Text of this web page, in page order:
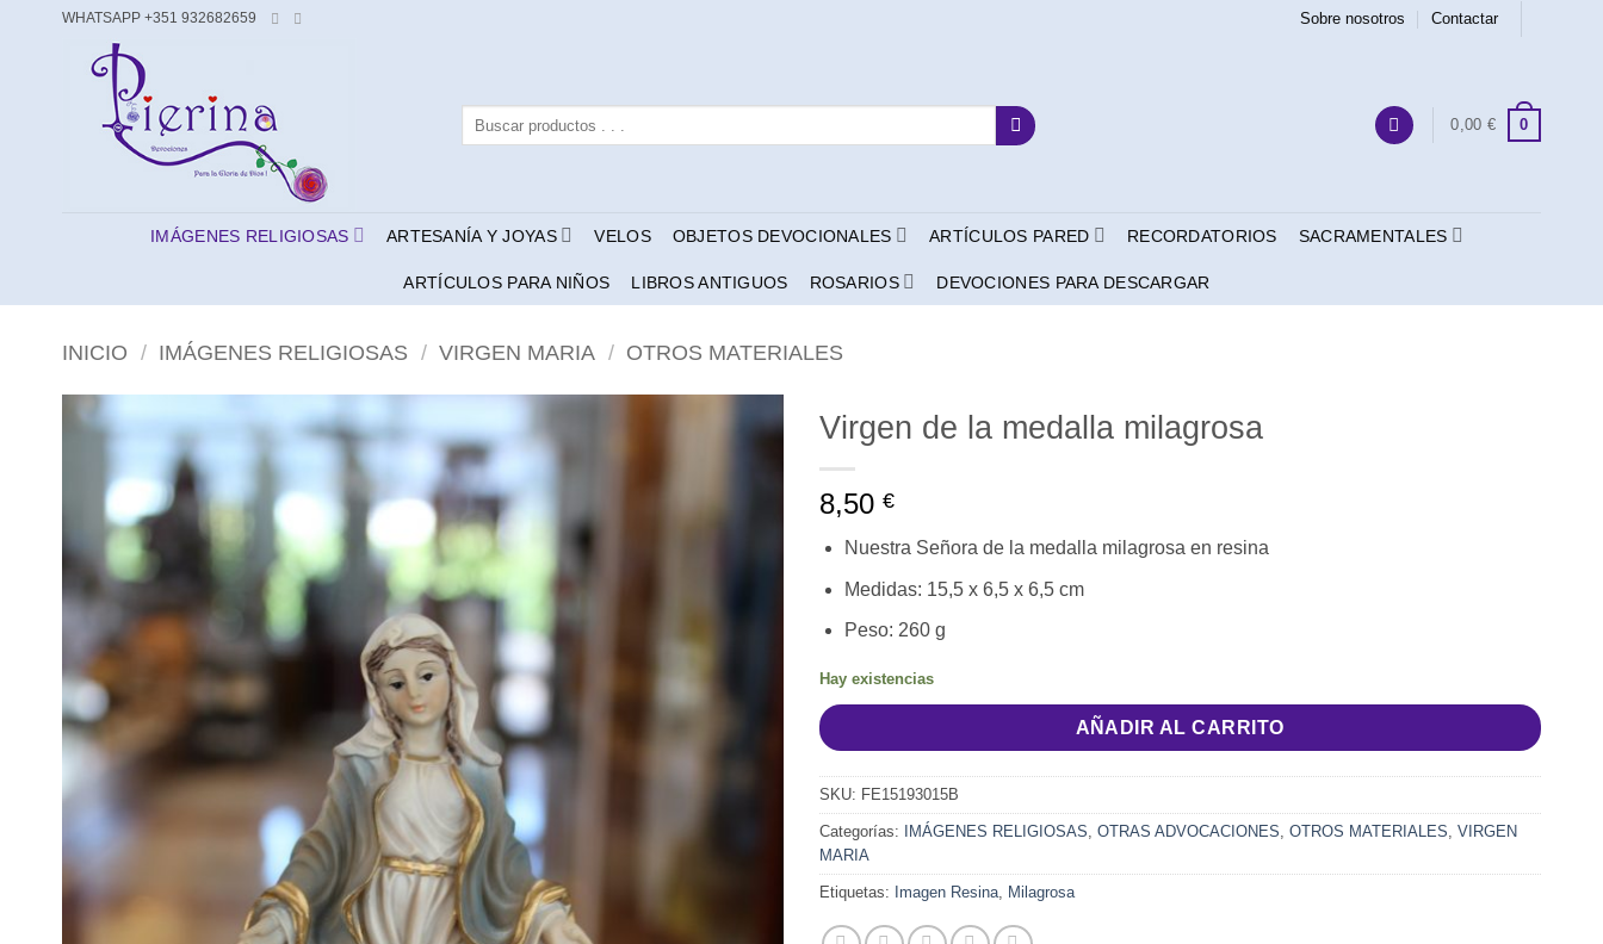
WHATSAPP +351 932682659 Sobre nosotros Contactar
0,00 € 0
IMÁGENES RELIGIOSAS ARTESANÍA Y JOYAS VELOS OBJETOS DEVOCIONALES ARTÍCULOS PARED RECORDATORIOS SACRAMENTALES
ARTÍCULOS PARA NIÑOS LIBROS ANTIGUOS ROSARIOS DEVOCIONES PARA DESCARGAR
INICIO / IMÁGENES RELIGIOSAS / VIRGEN MARIA / OTROS MATERIALES
Virgen de la medalla milagrosa
8,50 €
Nuestra Señora de la medalla milagrosa en resina
Medidas: 15,5 x 6,5 x 6,5 cm
Peso: 260 g
Hay existencias
AÑADIR AL CARRITO
SKU: FE15193015B
Categorías: IMÁGENES RELIGIOSAS OTRAS ADVOCACIONES OTROS MATERIALES VIRGEN
MARIA
Etiquetas: Imagen Resina Milagrosa